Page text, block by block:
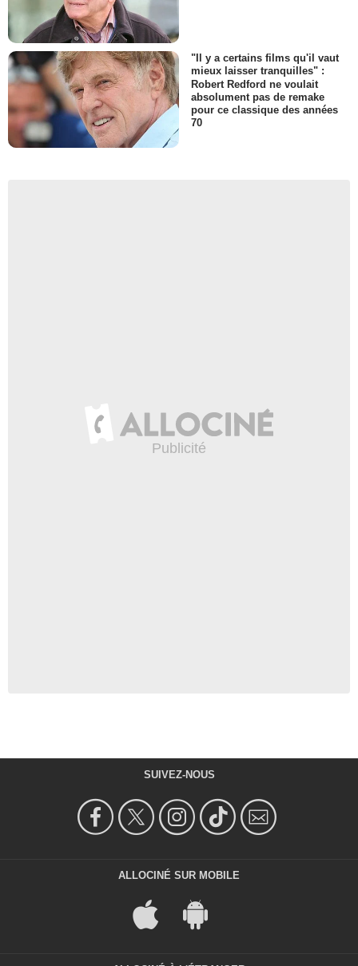
"Il y a certains films qu'il vaut
mieux laisser tranquilles" :
Robert Redford ne voulait
absolument pas de remake
pour ce classique des années
70
SUIVEZ-NOUS
ALLOCINÉ SUR MOBILE